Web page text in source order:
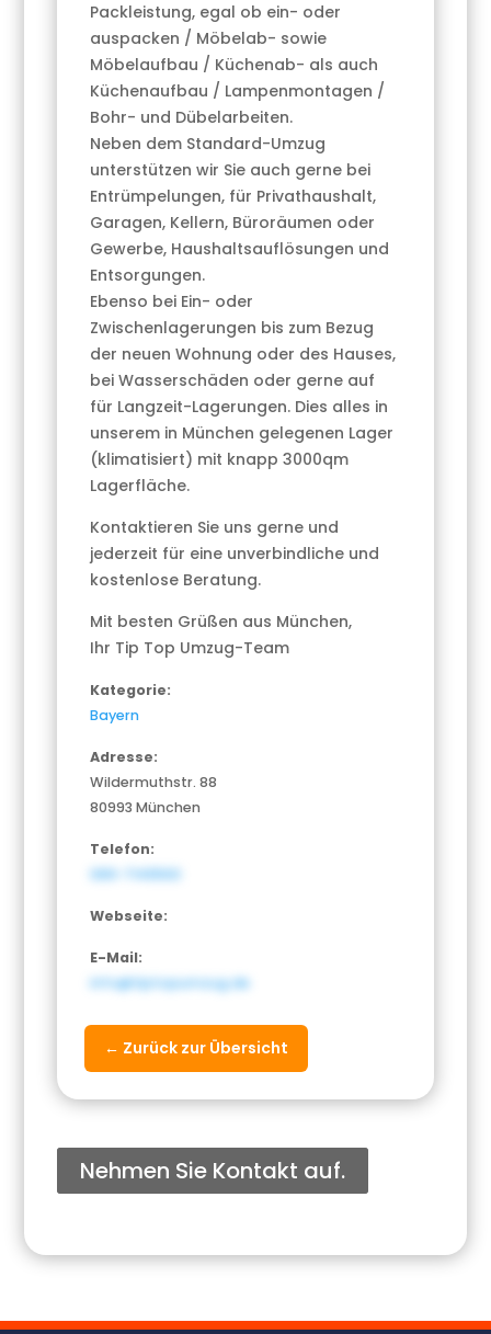
Packleistung, egal ob ein- oder
auspacken / Möbelab- sowie
Möbelaufbau / Küchenab- als auch
Küchenaufbau / Lampenmontagen /
Bohr- und Dübelarbeiten.
Neben dem Standard-Umzug
unterstützen wir Sie auch gerne bei
Entrümpelungen, für Privathaushalt,
Garagen, Kellern, Büroräumen oder
Gewerbe, Haushaltsauflösungen und
Entsorgungen.
Ebenso bei Ein- oder
Zwischenlagerungen bis zum Bezug
der neuen Wohnung oder des Hauses,
bei Wasserschäden oder gerne auf
für Langzeit-Lagerungen. Dies alles in
unserem in München gelegenen Lager
(klimatisiert) mit knapp 3000qm
Lagerfläche.
Kontaktieren Sie uns gerne und
jederzeit für eine unverbindliche und
kostenlose Beratung.
Mit besten Grüßen aus München,
Ihr Tip Top Umzug-Team
Kategorie:
Bayern
Adresse:
Wildermuthstr. 88
80993 München
Telefon:
089-7149563
Webseite:
E-Mail:
info@tiptopumzug.de
← Zurück zur Übersicht
Nehmen Sie Kontakt auf.